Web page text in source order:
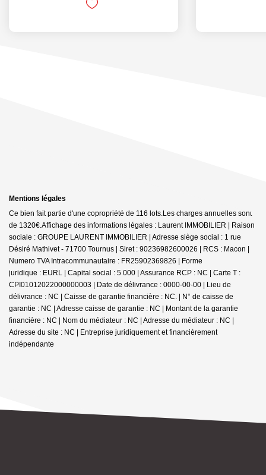
Mentions légales
Ce bien fait partie d'une copropriété de 116 lots.Les charges annuelles sont
de 1320€.Affichage des informations légales : Laurent IMMOBILIER | Raison
sociale : GROUPE LAURENT IMMOBILIER | Adresse siège social : 1 rue
Désiré Mathivet - 71700 Tournus | Siret : 90236982600026 | RCS : Macon |
Numero TVA Intracommunautaire : FR25902369826 | Forme
juridique : EURL | Capital social : 5 000 | Assurance RCP : NC | Carte T :
CPI01012022000000003 | Date de délivrance : 0000-00-00 | Lieu de
délivrance : NC | Caisse de garantie financière : NC. | N° de caisse de
garantie : NC | Adresse caisse de garantie : NC | Montant de la garantie
financière : NC | Nom du médiateur : NC | Adresse du médiateur : NC |
Adresse du site : NC | Entreprise juridiquement et financièrement
indépendante